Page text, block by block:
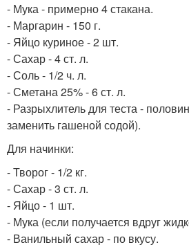
- Мука - примерно 4 стакана.
- Маргарин - 150 г.
- Яйцо куриное - 2 шт.
- Сахар - 4 ст. л.
- Соль - 1/2 ч. л.
- Сметана 25% - 6 ст. л.
- Разрыхлитель для теста -
заменить гашеной содой).
Для начинки:
- Творог - 1/2 кг.
- Сахар - 3 ст. л.
- Яйцо - 1 шт.
- Мука (если получается вдруг
- Ванильный сахар - по вкусу.